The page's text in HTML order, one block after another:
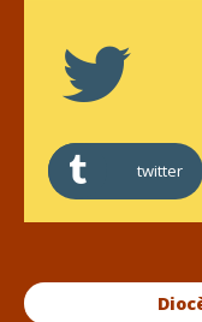
twitter